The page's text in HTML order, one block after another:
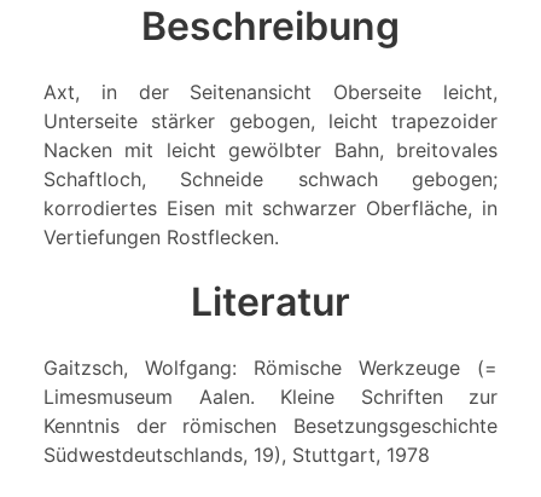
Beschreibung
Axt, in der Seitenansicht Oberseite leicht,
Unterseite stärker gebogen, leicht trapezoider
Nacken mit leicht gewölbter Bahn, breitovales
Schaftloch, Schneide schwach gebogen;
korrodiertes Eisen mit schwarzer Oberfläche, in
Vertiefungen Rostflecken.
Literatur
Gaitzsch, Wolfgang: Römische Werkzeuge (=
Limesmuseum Aalen. Kleine Schriften zur
Kenntnis der römischen Besetzungsgeschichte
Südwestdeutschlands, 19), Stuttgart, 1978